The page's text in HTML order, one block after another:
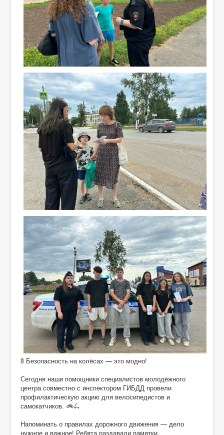
🚦 Безопасность на колёсах — это модно!
Сегодня наши помощники специалистов молодёжного
центра совместно с инспектором ГИБДД провели
профилактическую акцию для велосипедистов и
самокатчиков. 🚲🛴
Напоминать о правилах дорожного движения — дело
нужное и важное! Ребята раздавали памятки,